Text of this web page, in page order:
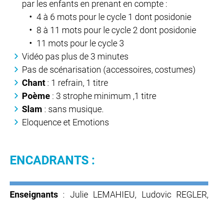
par les enfants en prenant en compte :
4 à 6 mots pour le cycle 1 dont posidonie
8 à 11 mots pour le cycle 2 dont posidonie
11 mots pour le cycle 3
Vidéo pas plus de 3 minutes
Pas de scénarisation (accessoires, costumes)
Chant : 1 refrain, 1 titre
Poème : 3 strophe minimum ,1 titre
Slam : sans musique.
Eloquence et Emotions
ENCADRANTS :
Enseignants : Julie LEMAHIEU, Ludovic REGLER,